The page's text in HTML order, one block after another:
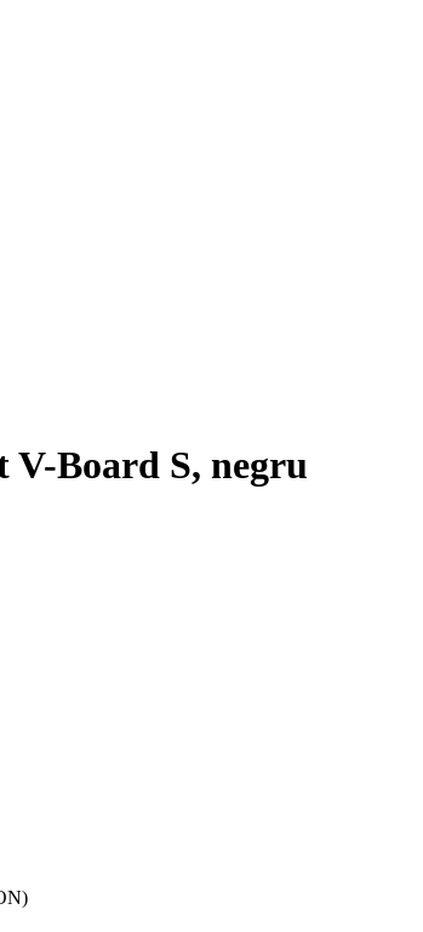
Board S, negru